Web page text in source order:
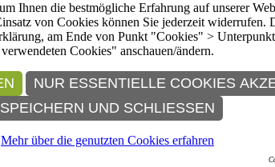
Besteckschmuck, Krawattencolliers,
Sie außerdem Baumschmuck und Vögel aus
e.V.mit Glühsecco, Quittenpunsch
Ihnen die bestmögliche Erfahrung auf unserer
von Cookies können Sie jederzeit widerrufen.
am Ende von Punkt "Cookies" >
verwendeten Cookies" anschauen/ändern.
NUR ESSENTIELLE COOKIES
SPEICHERN UND SCHLIESSEN
Mehr über die genutzten Cookies erfahren